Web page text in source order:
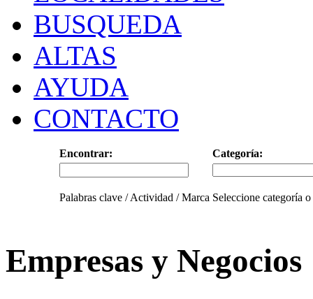
BUSQUEDA
ALTAS
AYUDA
CONTACTO
Encontrar: Categoría:
Palabras clave / Actividad / Marca Seleccione categoría
Empresas y Negocios